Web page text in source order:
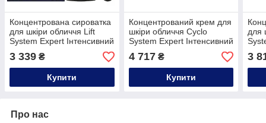
Концентрована сироватка
для шкіри обличчя Lift
System Expert Інтенсивний
вітамін А (Ретинол) Institut
Esthederm,15ml
3 339 ₴
Купити
Концентрований крем для
шкіри обличчя Cyclo
System Expert Інтенсивний
вітамін С Institut
Esthederm,50ml
4 717₴
Купити
для
3
Про нас